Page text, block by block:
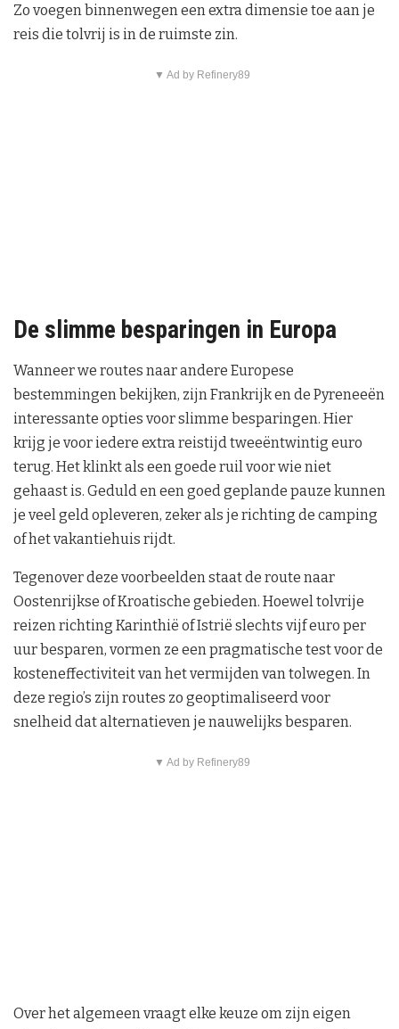
Zo voegen binnenwegen een extra dimensie toe aan je
reis die tolvrij is in de ruimste zin.
▼ Ad by Refinery89
De slimme besparingen in Europa
Wanneer we routes naar andere Europese
bestemmingen bekijken, zijn Frankrijk en de Pyreneeën
interessante opties voor slimme besparingen. Hier
krijg je voor iedere extra reistijd tweeëntwintig euro
terug. Het klinkt als een goede ruil voor wie niet
gehaast is. Geduld en een goed geplande pauze kunnen
je veel geld opleveren, zeker als je richting de camping
of het vakantiehuis rijdt.
Tegenover deze voorbeelden staat de route naar
Oostenrijkse of Kroatische gebieden. Hoewel tolvrije
reizen richting Karinthië of Istrië slechts vijf euro per
uur besparen, vormen ze een pragmatische test voor de
kosteneffectiviteit van het vermijden van tolwegen. In
deze regio’s zijn routes zo geoptimaliseerd voor
snelheid dat alternatieven je nauwelijks besparen.
▼ Ad by Refinery89
Over het algemeen vraagt elke keuze om zijn eigen